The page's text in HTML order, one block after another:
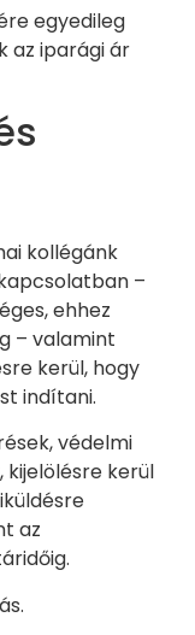
egyedileg
az iparági ár
kollégánk
–
ehhez
– valamint
kerül, hogy
indítani.
védelmi
kerül
az